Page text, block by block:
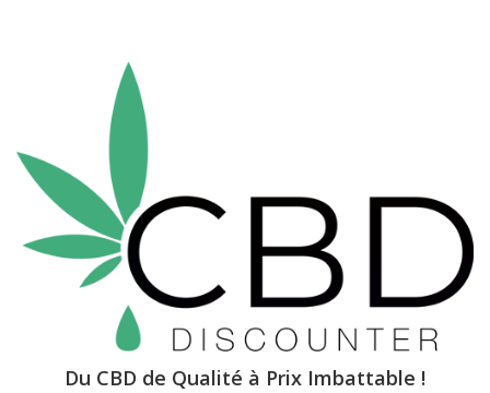
Du CBD de Qualité à Prix Imbattable !